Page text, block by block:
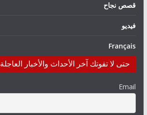
قصص نجاح
فيديو
Français
حتى لا تفوتك آخر الأحداث والأخبار العاجلة
Email